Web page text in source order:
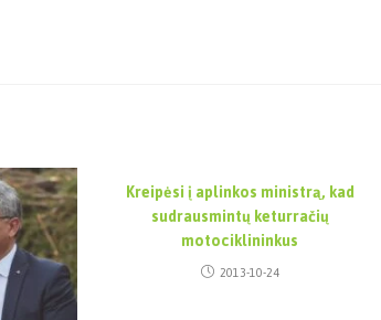
Kreipėsi į aplinkos ministrą, kad
sudrausmintų keturračių
motociklininkus
2013-10-24